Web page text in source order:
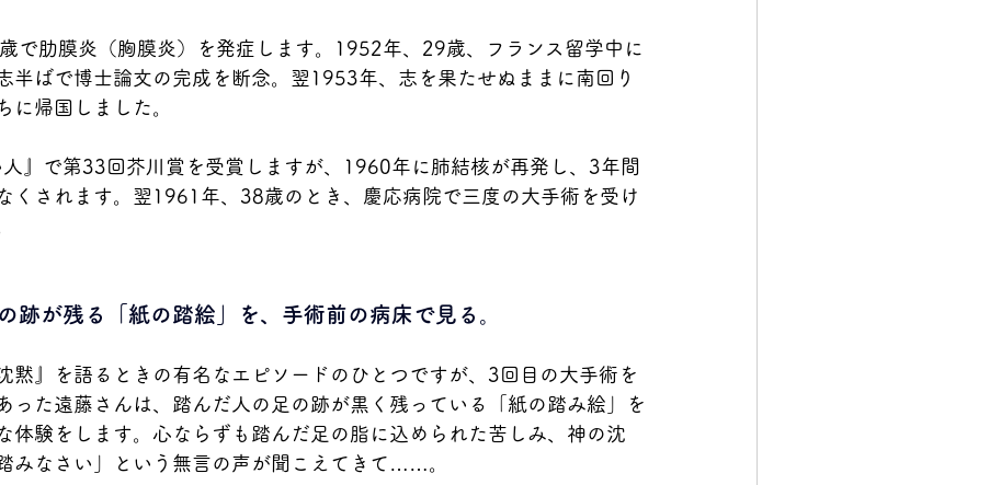
で肋膜炎（胸膜炎）を発症します。1952年、29歳、フランス留学中に
半ばで博士論文の完成を断念。翌1953年、志を果たせぬままに南回り
に帰国しました。
』で第33回芥川賞を受賞しますが、1960年に肺結核が再発し、3年間
くされます。翌1961年、38歳のとき、慶応病院で三度の大手術を受け
跡が残る「紙の踏絵」を、手術前の病床で見る。
』を語るときの有名なエピソードのひとつですが、3回目の大手術を
った遠藤さんは、踏んだ人の足の跡が黒く残っている「紙の踏み絵」を
体験をします。心ならずも踏んだ足の脂に込められた苦しみ、神の沈
みなさい」という無言の声が聞こえてきて……。